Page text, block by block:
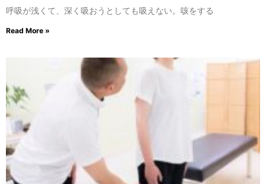
呼吸が浅くて、深く吸おうとしても吸えない。咳をする
Read More »